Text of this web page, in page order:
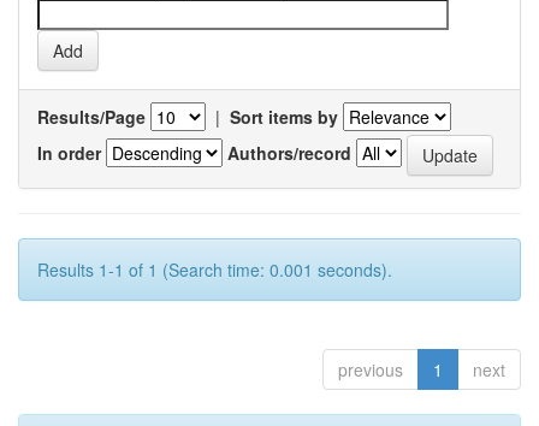
Results/Page | Sort items by
In order
Authors/record
Results 1-1 of 1 (Search time: 0.001 seconds).
previous 1 next